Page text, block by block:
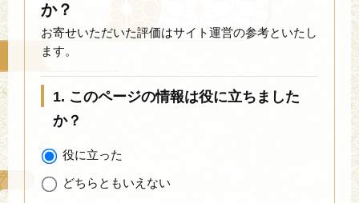
か？
お寄せいただいた評価はサイト運営の参考といたし
ます。
1. このページの情報は役に立ちました
か？
役に立った
どちらともいえない